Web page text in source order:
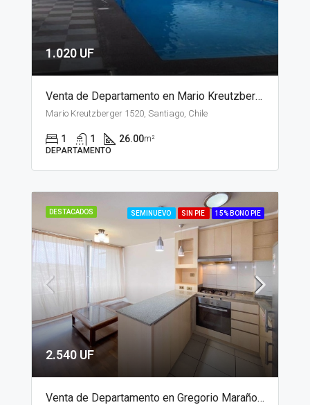
1.020 UF
Venta de Departamento en Mario Kreutzberger, Santiago
Mario Kreutzberger 1520, Santiago, Chile
1 1 26.00m²
DEPARTAMENTO
DESTACADOS SEMINUEVO SIN PIE 15% BONO PIE
2.540 UF
Venta de Departamento en Gregorio Marañon, Viña del Mar